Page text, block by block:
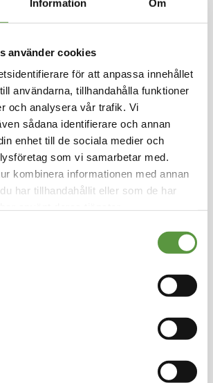
Information Om
använder cookies
för att anpassa innehållet
användarna, tillhandahålla funktioner
och analysera vår trafik. Vi
sådana identifierare och annan
enhet till de sociala medier och
som vi samarbetar med.
kombinera informationen med annan
har tillhandahållit eller som de har
Fries
handla
Fries som tillagas på någ
eller ugn. Passar som en sidor
tillbehör. Serveras gärna med e
och söt granatäpplesira
- 175Kg
01